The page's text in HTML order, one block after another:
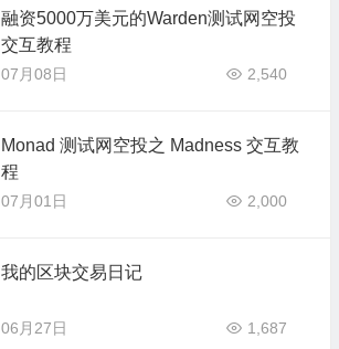
融资5000万美元的Warden测试网空投
交互教程
07月08日 2,540
Monad 测试网空投之 Madness 交互教
程
07月01日 2,000
我的区块交易日记
06月27日 1,687